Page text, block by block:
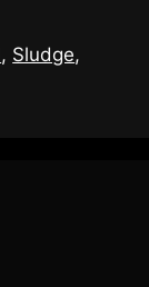
, Sludge,